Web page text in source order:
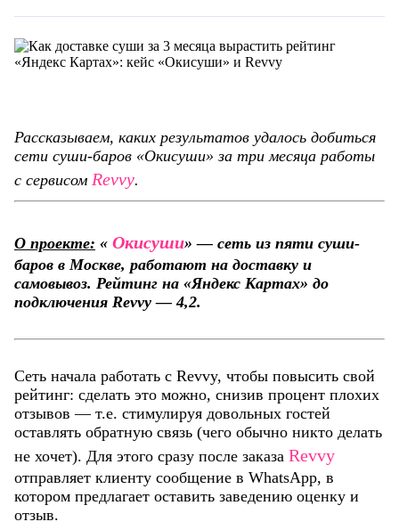
Рассказываем, каких результатов удалось добиться
сети суши-баров «Окисуши» за три месяца работы
с сервисом Revvy.
О проекте: « Окисуши»— сеть из пяти суши-
баров в Москве, работают на доставку и
самовывоз. Рейтинг на «Яндекс Картах» до
подключения Revvy — 4,2.
Сеть начала работать с Revvy, чтобы повысить свой
рейтинг: сделать это можно, снизив процент плохих
отзывов — т.е. стимулируя довольных гостей
оставлять обратную связь (чего обычно никто делать
не хочет). Для этого сразу после заказа Revvy
отправляет клиенту сообщение в WhatsApp, в
котором предлагает оставить заведению оценку и
отзыв.